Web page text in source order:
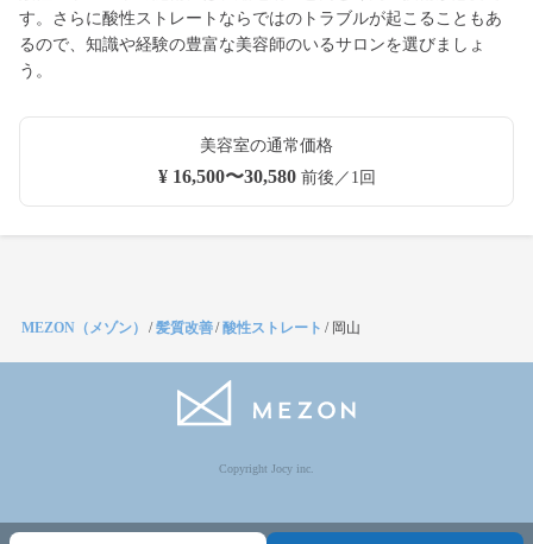
す。さらに酸性ストレートならではのトラブルが起こることもあ
るので、知識や経験の豊富な美容師のいるサロンを選びましょ
う。
美容室の通常価格
¥ 16,500〜30,580前後／1回
MEZON（メゾン） /髪質改善/酸性ストレート / 岡山
Copyright Jocy inc.